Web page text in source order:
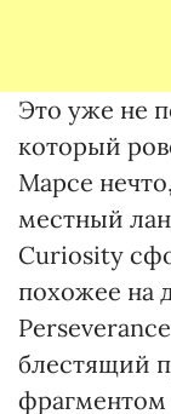
Это уже не
который
Марсе
местный
Curiosity
похожее на
блестящий
фрагментом